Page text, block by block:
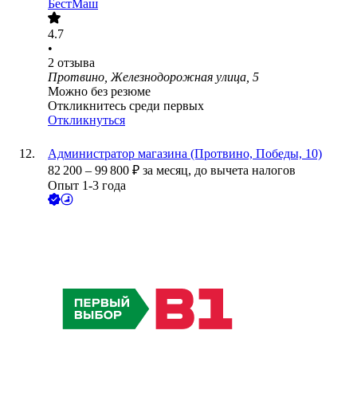
БестМаш
4.7
•
2 отзыва
Протвино, Железнодорожная улица, 5
Можно без резюме
Откликнитесь среди первых
Откликнуться
Администратор магазина (Протвино, Победы, 10)
82 200 – 99 800 ₽ за месяц, до вычета налогов
Опыт 1-3 года